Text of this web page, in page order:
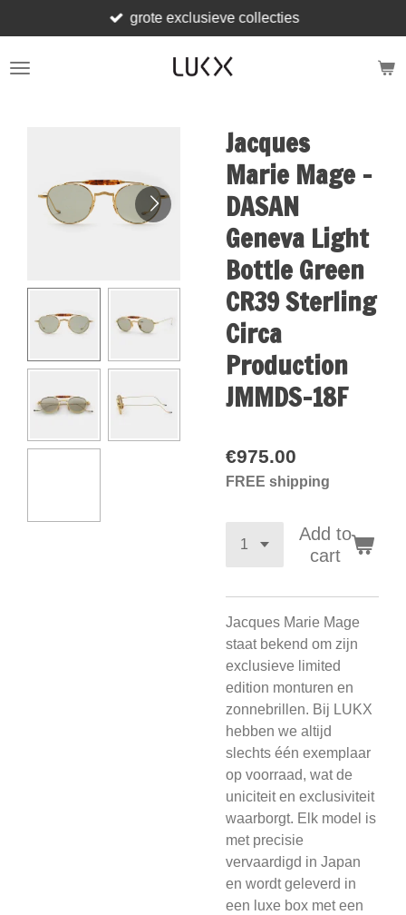
to
main
grote exclusieve collecties
Jacques
Marie Mage -
DASAN
Geneva Light
Bottle Green
CR39 Sterling
Circa
Production
JMMDS-18F
€975.00
FREE shipping
Add to
cart
Jacques Marie Mage
staat bekend om zijn
exclusieve limited
edition monturen en
zonnebrillen. Bij LUKX
hebben we altijd
slechts één exemplaar
op voorraad, wat de
uniciteit en exclusiviteit
waarborgt. Elk model is
met precisie
vervaardigd in Japan
en wordt geleverd in
een luxe box met een